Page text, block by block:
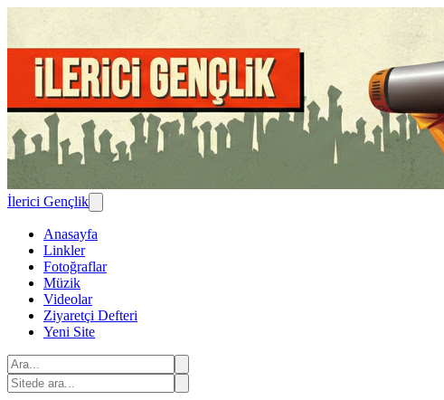
İlerici Gençlik
Anasayfa
Linkler
Fotoğraflar
Müzik
Videolar
Ziyaretçi Defteri
Yeni Site